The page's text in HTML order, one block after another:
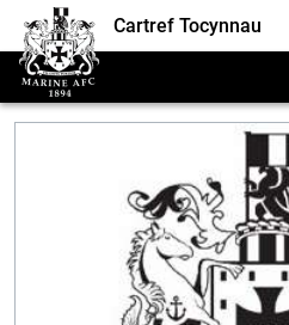
Cartref Tocynnau